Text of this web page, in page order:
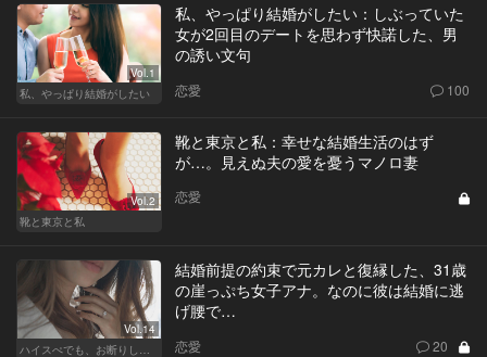
Vol.1
私、やっぱり結婚がしたい
私、やっぱり結婚がしたい：しぶっていた
女が2回目のデートを思わず快諾した、男
の誘い文句
恋愛 100
Vol.2
靴と東京と私
靴と東京と私：幸せな結婚生活のはず
が…。見えぬ夫の愛を憂うマノロ妻
恋愛
Vol.14
結婚前提の約束で元カレと復縁した、31歳
の崖っぷち女子アナ。なのに彼は結婚に逃
げ腰で…
恋愛 20